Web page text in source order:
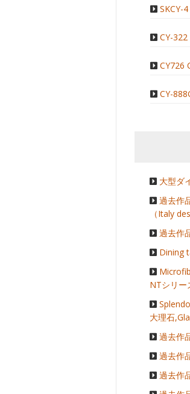
SKCY-
CY-
CY726
CY-
大型ダ
過去作
（Italy
過去作
Dining
NTシリー
大理石
過去作
過去作
過去作